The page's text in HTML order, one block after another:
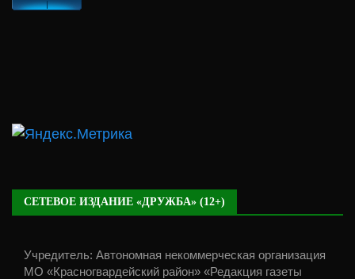
СЕТЕВОЕ ИЗДАНИЕ «ДРУЖБА» (12+)
Учредитель: Автономная некоммерческая организация
МО «Красногвардейский район» «Редакция газеты